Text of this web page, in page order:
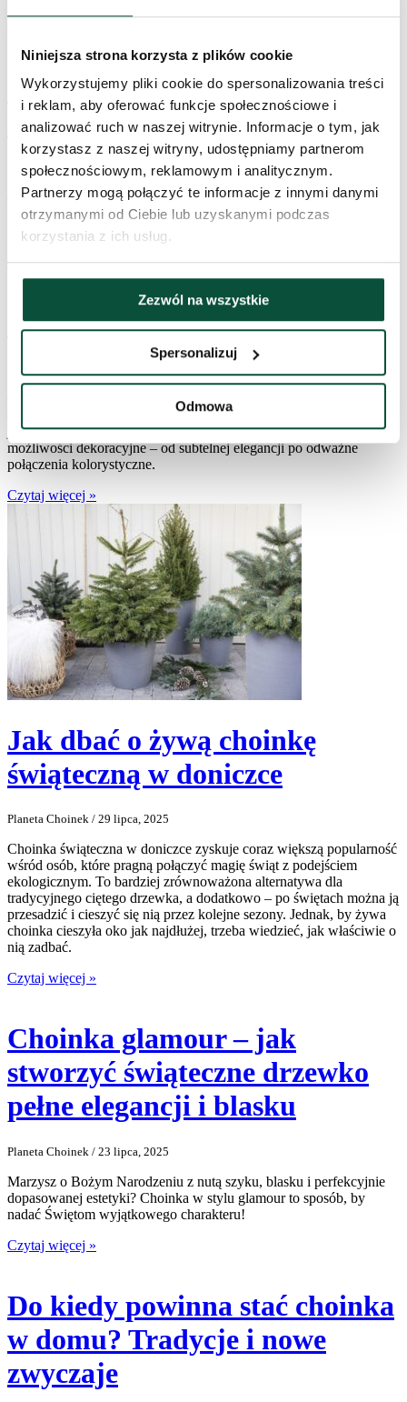
Niniejsza strona korzysta z plików cookie
Wykorzystujemy pliki cookie do spersonalizowania treści
i reklam, aby oferować funkcje społecznościowe i
analizować ruch w naszej witrynie. Informacje o tym, jak
korzystasz z naszej witryny, udostępniamy partnerom
społecznościowym, reklamowym i analitycznym.
Partnerzy mogą połączyć te informacje z innymi danymi
otrzymanymi od Ciebie lub uzyskanymi podczas
korzystania z ich usług.
Zezwól na wszystkie
Spersonalizuj
Odmowa
Jak ozdobić choinkę biało-
złotą? 9 inspiracji
Planeta Choinek / 12 sierpnia, 2025
Choinka biało złota to ponadczasowy symbol elegancji, ciepła i
świątecznego blasku. To idealny wybór dla tych, którzy marzą o
stylowej i harmonijnej dekoracji.
Czytaj więcej »
Jak ozdobić białą choinkę?
Choinka biała to wyrazisty i elegancki akcent, który potrafi
całkowicie odmienić atmosferę świąt. Jest czysta, nowoczesna i
jednocześnie bajkowa. Dzięki neutralnemu tłu oferuje ogromne
możliwości dekoracyjne – od subtelnej elegancji po odważne
połączenia kolorystyczne.
Czytaj więcej »
Jak dbać o żywą choinkę
świąteczną w doniczce
Planeta Choinek / 29 lipca, 2025
Choinka świąteczna w doniczce zyskuje coraz większą popularność
wśród osób, które pragną połączyć magię świąt z podejściem
ekologicznym. To bardziej zrównoważona alternatywa dla
tradycyjnego ciętego drzewka, a dodatkowo – po świętach można ją
przesadzić i cieszyć się nią przez kolejne sezony. Jednak, by żywa
choinka cieszyła oko jak najdłużej, trzeba wiedzieć, jak właściwie o
nią zadbać.
Czytaj więcej »
Choinka glamour – jak
stworzyć świąteczne drzewko
pełne elegancji i blasku
Planeta Choinek / 23 lipca, 2025
Marzysz o Bożym Narodzeniu z nutą szyku, blasku i perfekcyjnie
dopasowanej estetyki? Choinka w stylu glamour to sposób, by
nadać Świętom wyjątkowego charakteru!
Czytaj więcej »
Do kiedy powinna stać choinka
w domu? Tradycje i nowe
zwyczaje